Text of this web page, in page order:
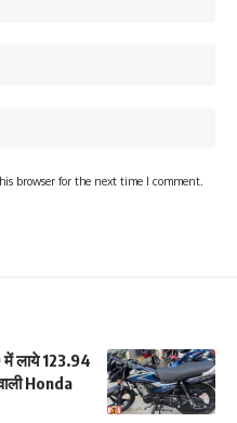
browser for the next time I comment.
में लाये 123.94
Honda